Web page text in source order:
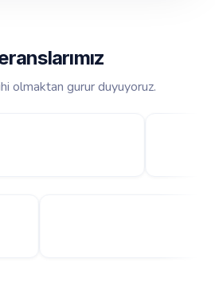
olmaktan gurur duyuyoruz.